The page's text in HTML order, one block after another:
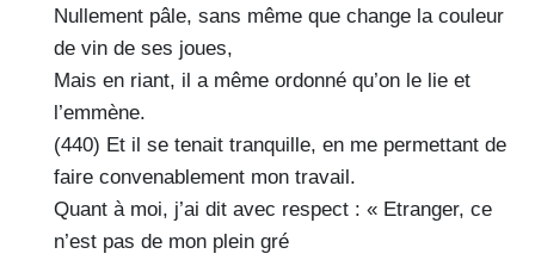
Nullement pâle, sans même que change la couleur
de vin de ses joues,
Mais en riant, il a même ordonné qu’on le lie et
l’emmène.
(440) Et il se tenait tranquille, en me permettant de
faire convenablement mon travail.
Quant à moi, j’ai dit avec respect : « Etranger, ce
n’est pas de mon plein gré